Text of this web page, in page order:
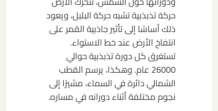
حركة تذبذبية تشبه حركة البلبل، ويعود
ذلك أساسًا إلى تأثير جاذبية القمر على
انتفاخ الأرض عند خط الاستواء.
تستغرق كل دورة تذبذبية حوالي
26000 عام. وهكذا، يرسم القطب
الشمالي دائرة في السماء، مشيرًا إلى
نجوم مختلفة أثناء دورانه في مساره.